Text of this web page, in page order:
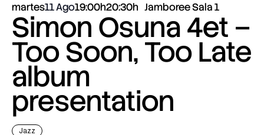
martes11 Ago19:00h20:30h Jamboree Sala 1
Simon Osuna 4et –
Too Soon, Too Late
album
presentation
Jazz